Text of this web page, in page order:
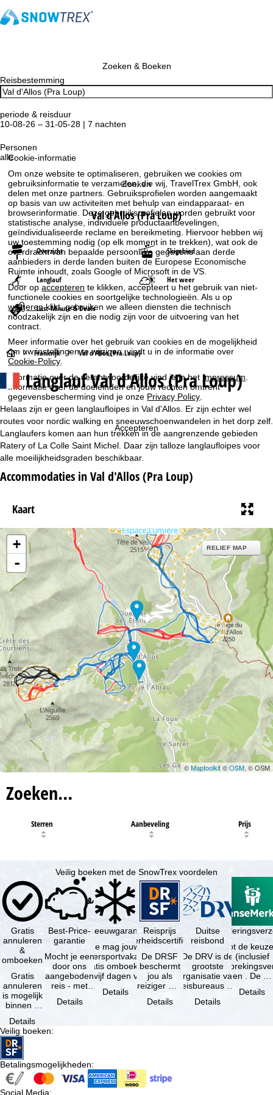
Cookie-informatie
Om onze website te optimaliseren, gebruiken we cookies om
gebruiksinformatie te verzamelen, die wij, TravelTrex GmbH, ook
delen met onze partners. Gebruiksprofielen worden aangemaakt
op basis van uw activiteiten met behulp van eindapparaat- en
browserinformatie. Deze gebruiksprofielen worden gebruikt voor
statistische analyse, individuele productaanbevelingen,
geïndividualiseerde reclame en bereikmeting. Hiervoor hebben wij
uw toestemming nodig (op elk moment in te trekken), wat ook de
overdracht van bepaalde persoonlijke gegevens aan derde
aanbieders in derde landen buiten de Europese Economische
Ruimte inhoudt, zoals Google of Microsoft in de VS.
Door opaccepteren te klikken, accepteert u het gebruik van niet-
functionele cookies en soortgelijke technologieën. Als u op
weigerenklikt, gebruiken we alleen diensten die technisch
noodzakelijk zijn en die nodig zijn voor de uitvoering van het
contract.
Meer informatie over het gebruik van cookies en de mogelijkheid
om uw instellingen te wijzigen, vindt u in de informatie over
Cookie-Policy
Informatie over de verantwoordelijke vind je in hetImpressum
Informatie over de doeleinden en jouw rechten omtrent
gegevensbescherming vind je onze Privacy Policy
Accepteren
Zoeken & Boeken
Reisbestemming
periode & reisduur
10-08-26 – 31-05-28 | 7 nachten
Personen
alle
Zoeken
Val d'Allos (Pra Loup)
Overzicht Skigebied
Langlauf Het weer
Last-Minute & Deals
S
t
a
r
t
p
g
i
n
a
Frankrijk Val d'Allos (Pra Loup)
Langlauf Val d'Allos (Pra Loup)
Helaas zijn er geen langlaufloipes in Val d'Allos. Er zijn echter wel
routes voor nordic walking en sneeuwschoenwandelen in het dorp zelf.
Langlaufers komen aan hun trekken in de aangrenzende gebieden
Ratery of La Colle Saint Michel. Daar zijn talloze langlaufloipes voor
alle moeilijkheidsgraden beschikbaar.
Accommodaties in Val d'Allos (Pra Loup)
Kaart
+
-
RELIEF MAP
©Maptoolkit©OSM, © OSM
Zoeken…
Sterren Aanbeveling Prijs
Veilig boeken met de SnowTrex voordelen
Gratis
annuleren
&
omboeken
Gratis
annuleren
is mogelijk
binnen 5
de
boeking,
als jouw
vakantie …
Details
Best-Price-
garantie
Mocht je een
door ons
aangeboden
reis - met
beschikbaarheid
Details
Sneeuwgarantie
Je mag jouw
wintersportvakantie
gratis omboeken
als vijf dagen voor
Details
Reisprijs
zekerheidscertificaat
De DRSF
beschermt
jou als
reiziger met
pakketreis
Details
Duitse
reisbond
De DRV is de
grootste
organisatie van
reisbureaus en
in Duitsland. …
Details
Je hebt de
(inclusief
en . De …
Details
Veilig boeken:
Betalingsmogelijkheden:
Social Media: